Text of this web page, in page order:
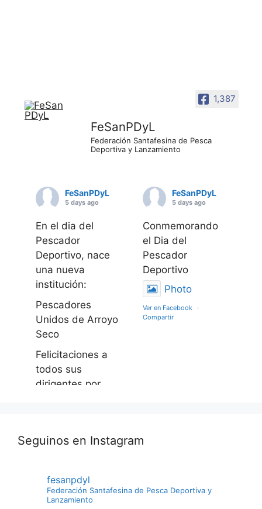
1,387
FeSanPDyL
Federación Santafesina de Pesca
Deportiva y Lanzamiento
FeSanPDyL
5 days ago
En el dia del
Pescador
Deportivo, nace
una nueva
institución:
Pescadores
Unidos de Arroyo
Seco
Felicitaciones a
todos sus
dirigentes por
o deportivo de
Photo
Ver en Facebook
·
Compartir
FeSanPDyL
5 days ago
Conmemorando
el Dia del
Pescador
Deportivo
Photo
Ver en Facebook
·
Compartir
Seguinos en Instagram
fesanpdyl
Federación Santafesina de Pesca Deportiva y
Lanzamiento